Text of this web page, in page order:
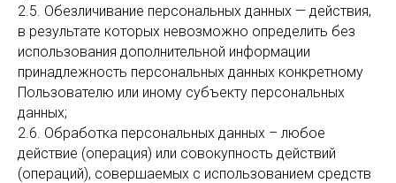
2.5. Обезличивание персональных данных — действия,
в результате которых невозможно определить без
использования дополнительной информации
принадлежность персональных данных конкретному
Пользователю или иному субъекту персональных
данных;
2.6. Обработка персональных данных – любое
действие (операция) или совокупность действий
(операций), совершаемых с использованием средств